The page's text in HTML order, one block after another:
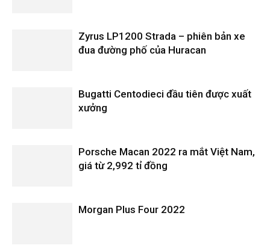
Zyrus LP1200 Strada – phiên bản xe
đua đường phố của Huracan
Bugatti Centodieci đầu tiên được xuất
xưởng
Porsche Macan 2022 ra mắt Việt Nam,
giá từ 2,992 tỉ đồng
Morgan Plus Four 2022